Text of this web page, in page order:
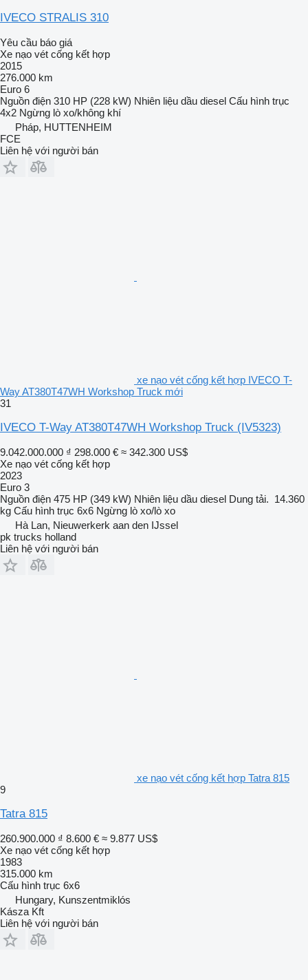
IVECO STRALIS 310
Yêu cầu báo giá
Xe nạo vét cống kết hợp
2015
276.000 km
Euro 6
Nguồn điện 310 HP (228 kW) Nhiên liệu dầu diesel Cấu hình trục
4x2 Ngừng lò xo/không khí
Pháp, HUTTENHEIM
FCE
Liên hệ với người bán
xe nạo vét cống kết hợp IVECO T-
Way AT380T47WH Workshop Truck mới
31
IVECO T-Way AT380T47WH Workshop Truck (IV5323)
9.042.000.000 ₫ 298.000 € ≈ 342.300 US$
Xe nạo vét cống kết hợp
2023
Euro 3
Nguồn điện 475 HP (349 kW) Nhiên liệu dầu diesel Dung tải. 14.360
kg Cấu hình trục 6x6 Ngừng lò xo/lò xo
Hà Lan, Nieuwerkerk aan den IJssel
pk trucks holland
Liên hệ với người bán
xe nạo vét cống kết hợp Tatra 815
9
Tatra 815
260.900.000 ₫ 8.600 € ≈ 9.877 US$
Xe nạo vét cống kết hợp
1983
315.000 km
Cấu hình trục 6x6
Hungary, Kunszentmiklós
Kásza Kft
Liên hệ với người bán